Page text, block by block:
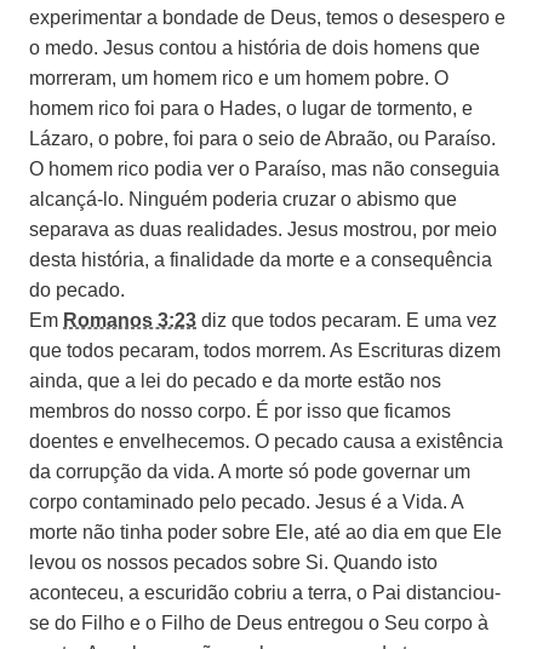
experimentar a bondade de Deus, temos o desespero e
o medo. Jesus contou a história de dois homens que
morreram, um homem rico e um homem pobre. O
homem rico foi para o Hades, o lugar de tormento, e
Lázaro, o pobre, foi para o seio de Abraão, ou Paraíso.
O homem rico podia ver o Paraíso, mas não conseguia
alcançá-lo. Ninguém poderia cruzar o abismo que
separava as duas realidades. Jesus mostrou, por meio
desta história, a finalidade da morte e a consequência
do pecado.
Em Romanos 3:23 diz que todos pecaram. E uma vez
que todos pecaram, todos morrem. As Escrituras dizem
ainda, que a lei do pecado e da morte estão nos
membros do nosso corpo. É por isso que ficamos
doentes e envelhecemos. O pecado causa a existência
da corrupção da vida. A morte só pode governar um
corpo contaminado pelo pecado. Jesus é a Vida. A
morte não tinha poder sobre Ele, até ao dia em que Ele
levou os nossos pecados sobre Si. Quando isto
aconteceu, a escuridão cobriu a terra, o Pai distanciou-
se do Filho e o Filho de Deus entregou o Seu corpo à